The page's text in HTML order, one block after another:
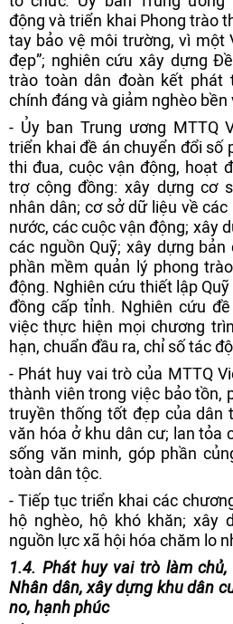
động và triển khai Phong trào
tay bảo vệ môi trường, vì một
đẹp”; nghiên cứu xây dựng
trào toàn dân đoàn kết phát
chính đáng và giảm nghèo bền
- Ủy ban Trung ương MTTQ
triển khai đề án chuyển đổi số
thi đua, cuộc vận động, hoạt
trợ cộng đồng: xây dựng cơ
nhân dân; cơ sở dữ liệu về
nước, các cuộc vận động; xây
các nguồn Quỹ; xây dựng
phần mềm quản lý phong
động. Nghiên cứu thiết lập
đồng cấp tỉnh. Nghiên cứu
việc thực hiện mọi chương
hạn, chuẩn đầu ra, chỉ số tác
- Phát huy vai trò của MTTQ
thành viên trong việc bảo tồn,
truyền thống tốt đẹp của dân
văn hóa ở khu dân cư; lan tỏa
sống văn minh, góp phần
toàn dân tộc.
- Tiếp tục triển khai các
hộ nghèo, hộ khó khăn; xây
nguồn lực xã hội hóa chăm lo
1.4. Phát huy vai trò làm
Nhân dân, xây dựng khu dân
no, hạnh phúc